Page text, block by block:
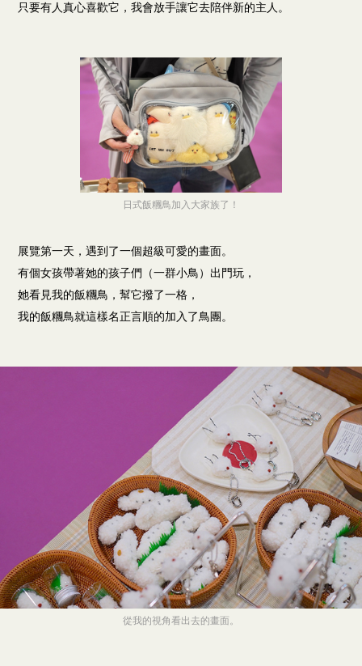
只要有人真心喜歡它，我會放手讓它去陪伴新的主人。
日式飯糰鳥加入大家族了！
展覽第一天，遇到了一個超級可愛的畫面。
有個女孩帶著她的孩子們（一群小鳥）出門玩，
她看見我的飯糰鳥，幫它撥了一格，
我的飯糰鳥就這樣名正言順的加入了鳥團。
從我的視角看出去的畫面。